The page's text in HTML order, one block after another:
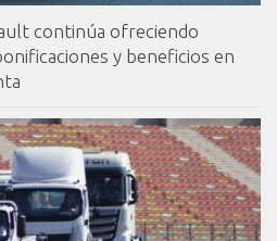
continúa ofreciendo
y beneficios en